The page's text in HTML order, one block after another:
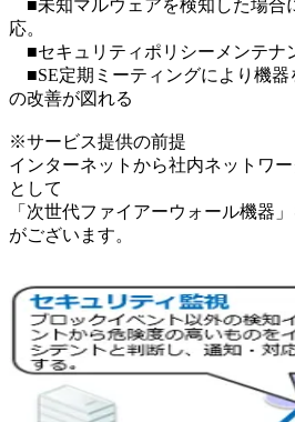
■未知マルウェアを検知した場合
応。
■セキュリティポリシーメンテナ
■SE定期ミーティングにより機器
の改善が図れる
※サービス提供の前提
インターネットから社内ネットワ
として
「次世代ファイアーウォール機器
がございます。